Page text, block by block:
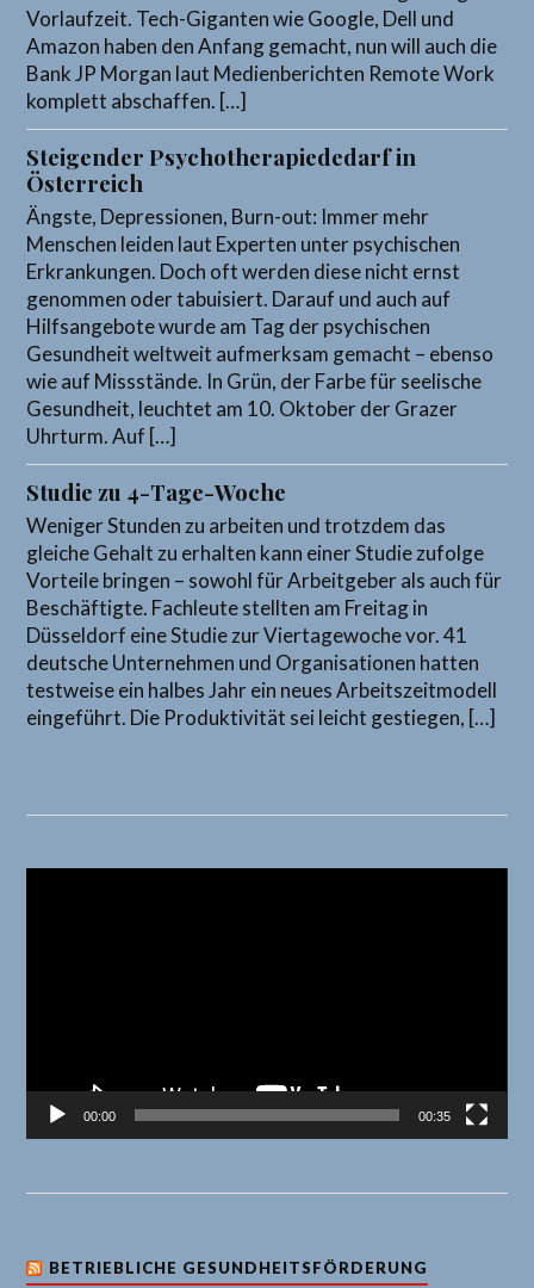
Vorlaufzeit. Tech-Giganten wie Google, Dell und
Amazon haben den Anfang gemacht, nun will auch die
Bank JP Morgan laut Medienberichten Remote Work
komplett abschaffen. […]
Steigender Psychotherapiededarf in
Österreich
Ängste, Depressionen, Burn-out: Immer mehr
Menschen leiden laut Experten unter psychischen
Erkrankungen. Doch oft werden diese nicht ernst
genommen oder tabuisiert. Darauf und auch auf
Hilfsangebote wurde am Tag der psychischen
Gesundheit weltweit aufmerksam gemacht – ebenso
wie auf Missstände. In Grün, der Farbe für seelische
Gesundheit, leuchtet am 10. Oktober der Grazer
Uhrturm. Auf […]
Studie zu 4-Tage-Woche
Weniger Stunden zu arbeiten und trotzdem das
gleiche Gehalt zu erhalten kann einer Studie zufolge
Vorteile bringen – sowohl für Arbeitgeber als auch für
Beschäftigte. Fachleute stellten am Freitag in
Düsseldorf eine Studie zur Viertagewoche vor. 41
deutsche Unternehmen und Organisationen hatten
testweise ein halbes Jahr ein neues Arbeitszeitmodell
eingeführt. Die Produktivität sei leicht gestiegen, […]
00:00 00:35
BETRIEBLICHE GESUNDHEITSFÖRDERUNG